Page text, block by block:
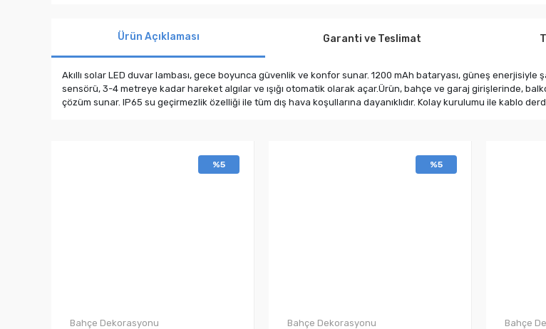
Ürün Açıklaması Garanti ve Teslimat
Akıllı solar LED duvar lambası, gece boyunca güvenlik ve konfor sunar. 1200 mAh bataryası, güneş
sensörü, 3-4 metreye kadar hareket algılar ve ışığı otomatik olarak açar.Ürün, bahçe ve garaj girişlerinde,
çözüm sunar. IP65 su geçirmezlik özelliği ile tüm dış hava koşullarına dayanıklıdır. Kolay kurulumu ile kablo
%5
Bahçe Dekorasyonu
%5
Bahçe Dekorasyonu Bahçe